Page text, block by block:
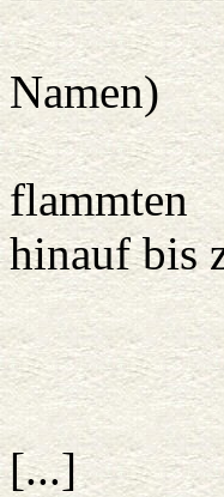
Als ob
Namen)
flammten
hinauf bis
Ich
Ich
[...]